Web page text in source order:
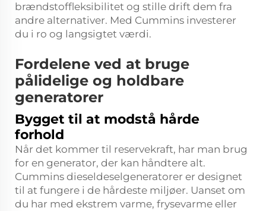
brændstoffleksibilitet og stille drift dem fra
andre alternativer. Med Cummins investerer
du i ro og langsigtet værdi.
Fordelene ved at bruge
pålidelige og holdbare
generatorer
Bygget til at modstå hårde
forhold
Når det kommer til reservekraft, har man brug
for en generator, der kan håndtere alt.
Cummins dieseldeselgeneratorer er designet
til at fungere i de hårdeste miljøer. Uanset om
du har med ekstrem varme, frysevarme eller